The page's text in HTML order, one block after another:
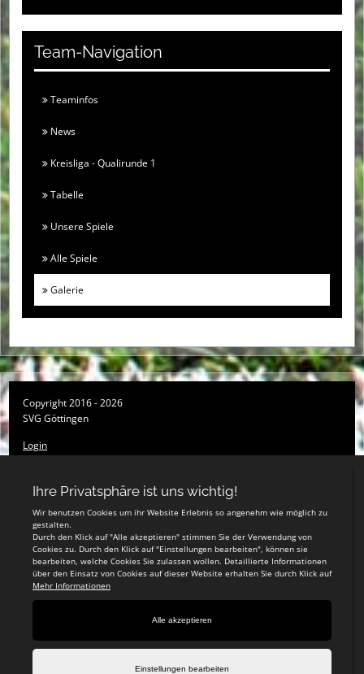
Team-Navigation
Teaminfos
News
Kreisliga - Qualirunde 1
Tabelle
Unsere Spiele
Alle Spiele
Galerie
Copyright 2016 - 2026
SVG Göttingen
Login
Impressum
Datenschutzerklärung
Teamsports 2
Dein Sportverein online